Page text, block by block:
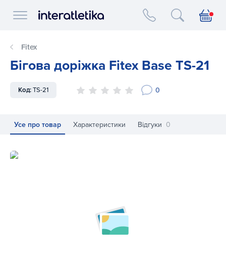
Interatletika logo
Fitex
Бігова доріжка Fitex Base TS-21
Код:TS-21 0
Усе про товар Характеристики Відгуки 0
Бігова доріжка Fitex Base TS-21